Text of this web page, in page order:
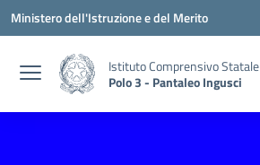
Vai ai contenuti
Vai al menu di navigazione
Vai al footer
Ministero dell'Istruzione e del Merito
Istituto Comprensivo Statale
Polo 3 - Pantaleo Ingusci